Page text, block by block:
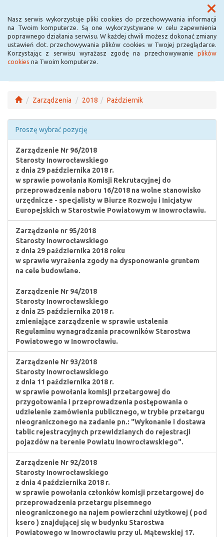
Nasz serwis wykorzystuje pliki cookies do przechowywania informacji
na Twoim komputerze. Są one wykorzystywane w celu zapewnienia
poprawnego działania serwisu. W każdej chwili możesz dokonać zmiany
ustawień dot. przechowywania plików cookies w Twojej przeglądarce.
Korzystając z serwisu wyrażasz zgodę na przechowywanie plików
cookies na Twoim komputerze.
Menu
Zarządzenia 2018 Październik
Proszę wybrać pozycję
Zarządzenie Nr 96/2018
Starosty Inowrocławskiego
z dnia 29 października 2018 r.
w sprawie powołania Komisji Rekrutacyjnej do
przeprowadzenia naboru 16/2018 na wolne stanowisko
urzędnicze - specjalisty w Biurze Rozwoju i Inicjatyw
Europejskich w Starostwie Powiatowym w Inowrocławiu.
Zarządzenie nr 95/2018
Starosty Inowrocławskiego
z dnia 29 października 2018 roku
w sprawie wyrażenia zgody na dysponowanie gruntem
na cele budowlane.
Zarządzenie Nr 94/2018
Starosty Inowrocławskiego
z dnia 25 października 2018 r.
zmieniające zarządzenie w sprawie ustalenia
Regulaminu wynagradzania pracowników Starostwa
Powiatowego w Inowrocławiu.
Zarządzenie Nr 93/2018
Starosty Inowrocławskiego
z dnia 11 października 2018 r.
w sprawie powołania komisji przetargowej do
przygotowania i przeprowadzenia postępowania o
udzielenie zamówienia publicznego, w trybie przetargu
nieograniczonego na zadanie pn.: "Wykonanie i dostawa
tablic rejestracyjnych przewidzianych do rejestracji
pojazdów na terenie Powiatu Inowrocławskiego".
Zarządzenie Nr 92/2018
Starosty Inowrocławskiego
z dnia 4 października 2018 r.
w sprawie powołania członków komisji przetargowej do
przeprowadzenia przetargu pisemnego
nieograniczonego na najem powierzchni użytkowej ( pod
ksero ) znajdującej się w budynku Starostwa
Powiatowego w Inowrocławiu przy ul. Mątewskiej 17.